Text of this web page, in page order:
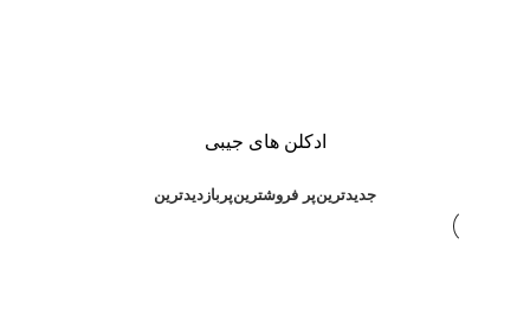
ادکلن های جیبی
جدیدترینپر فروشترینپربازدیدترین